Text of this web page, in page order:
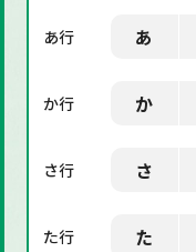
「業界用語」に関す
あ行 あ
か行 か
さ行 さ
た行 た